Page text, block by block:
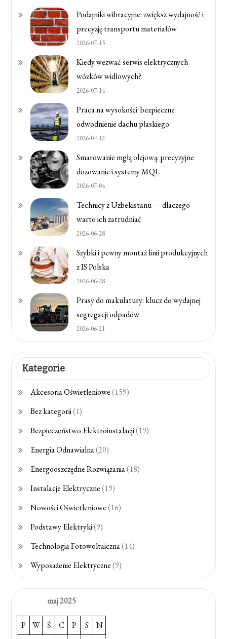
Podajniki wibracyjne: zwiększ wydajność i
precyzję transportu materiałów
2026-07-15
Kiedy wezwać serwis elektrycznych
wózków widłowych?
2026-07-14
Praca na wysokości: bezpieczne
odwodnienie dachu płaskiego
2026-07-12
Smarowanie mgłą olejową: precyzyjne
dozowanie i systemy MQL
2026-07-04
Technicy z Uzbekistanu — dlaczego
warto ich zatrudniać
2026-06-28
Szybki i pewny montaż linii produkcyjnych
z IS Polska
2026-06-28
Prasy do makulatury: klucz do wydajnej
segregacji odpadów
2026-06-21
Kategorie
Akcesoria Oświetleniowe(159)
Bez kategorii(1)
Bezpieczeństwo Elektroinstalacji(19)
Energia Odnawialna(20)
Energooszczędne Rozwiązania(18)
Instalacje Elektryczne(19)
Nowości Oświetleniowe(16)
Podstawy Elektryki(9)
Technologia Fotowoltaiczna(14)
Wyposażenie Elektryczne(9)
maj 2025
P W Ś C P S
N